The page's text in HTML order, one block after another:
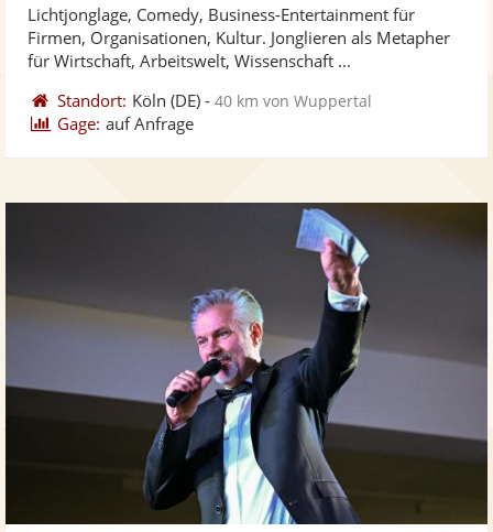
Lichtjonglage, Comedy, Business-Entertainment für
Firmen, Organisationen, Kultur. Jonglieren als Metapher
für Wirtschaft, Arbeitswelt, Wissenschaft ...
Standort: Köln (DE) -40 km von Wuppertal
Gage: auf Anfrage